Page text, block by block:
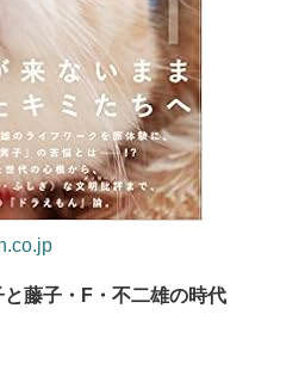
と藤子・F・不二雄の時代